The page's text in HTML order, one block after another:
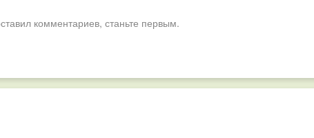
комментариев, станьте первым.